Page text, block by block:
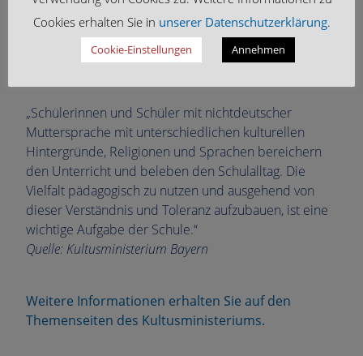
beinhaltet.“
Quelle: Kultusministerium Bayern
„Schülerinnen und Schüler mit nichtdeutscher
Muttersprache mit unterschiedlichen kulturellen
Hintergründe, Religionen und Sprachen bereichern
den Unterricht und beleben den Schulalltag. Die
Vielfalt pädagogisch zu nutzen und ausgehend von
dieser Verständnis und Toleranz aufzubauen, ist eine
wichtige Aufgabe der Schule.“
Quelle: Kultusministerium Bayern
Weitere Informationen erhalten Sie auf den
Themenseiten des Kultusministeriums.
Cookies erhalten Sie in unserer Datenschutzerklärung.
Cookie-Einstellungen Annehmen